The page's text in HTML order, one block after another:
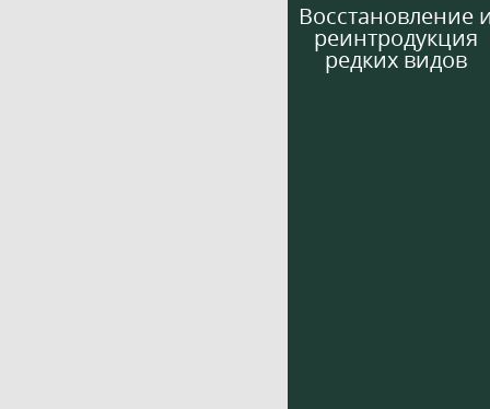
Восстановление
реинтродукция
редких видов